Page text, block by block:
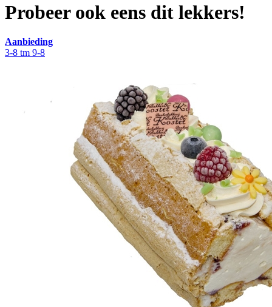
Probeer ook eens dit lekkers!
Aanbieding
3-8 tm 9-8